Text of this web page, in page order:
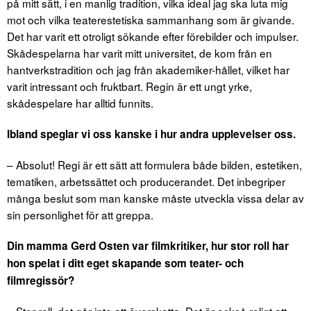
mot och vilka teaterestetiska sammanhang som är givande.
Det har varit ett otroligt sökande efter förebilder och impulser.
Skådespelarna har varit mitt universitet, de kom från en
hantverkstradition och jag från akademiker-hållet, vilket har
varit intressant och fruktbart. Regin är ett ungt yrke,
skådespelare har alltid funnits.
Ibland speglar vi oss kanske i hur andra upplevelser oss.
– Absolut! Regi är ett sätt att formulera både bilden, estetiken,
tematiken, arbetssättet och producerandet. Det inbegriper
många beslut som man kanske måste utveckla vissa delar av
sin personlighet för att greppa.
Din mamma Gerd Osten var filmkritiker, hur stor roll har
hon spelat i ditt eget skapande som teater- och
filmregissör?